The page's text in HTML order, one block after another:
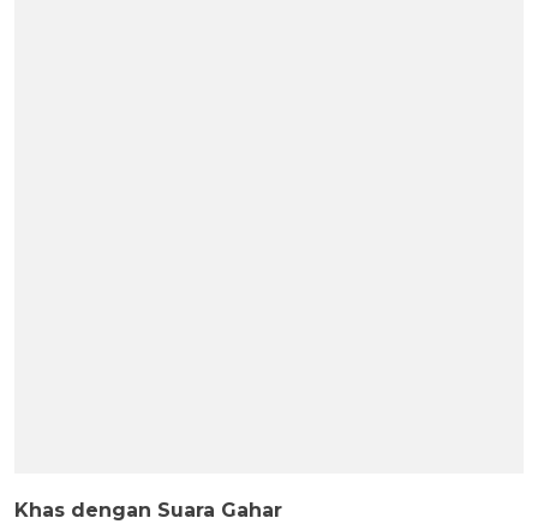
Khas dengan Suara Gahar